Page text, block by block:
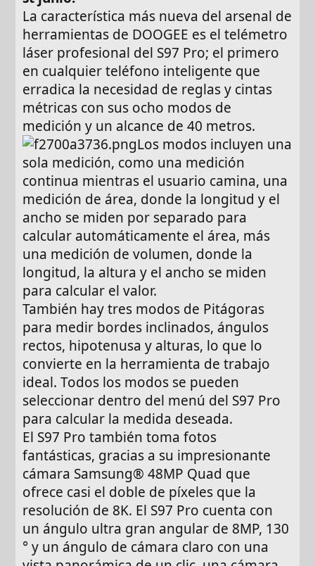
La característica más nueva del arsenal de
herramientas de DOOGEE es el telémetro
láser profesional del S97 Pro; el primero
en cualquier teléfono inteligente que
erradica la necesidad de reglas y cintas
métricas con sus ocho modos de
medición y un alcance de 40 metros.
Los modos incluyen una
sola medición, como una medición
continua mientras el usuario camina, una
medición de área, donde la longitud y el
ancho se miden por separado para
calcular automáticamente el área, más
una medición de volumen, donde la
longitud, la altura y el ancho se miden
para calcular el valor.
También hay tres modos de Pitágoras
para medir bordes inclinados, ángulos
rectos, hipotenusa y alturas, lo que lo
convierte en la herramienta de trabajo
ideal. Todos los modos se pueden
seleccionar dentro del menú del S97 Pro
para calcular la medida deseada.
El S97 Pro también toma fotos
fantásticas, gracias a su impresionante
cámara Samsung® 48MP Quad que
ofrece casi el doble de píxeles que la
resolución de 8K. El S97 Pro cuenta con
un ángulo ultra gran angular de 8MP, 130
° y un ángulo de cámara claro con una